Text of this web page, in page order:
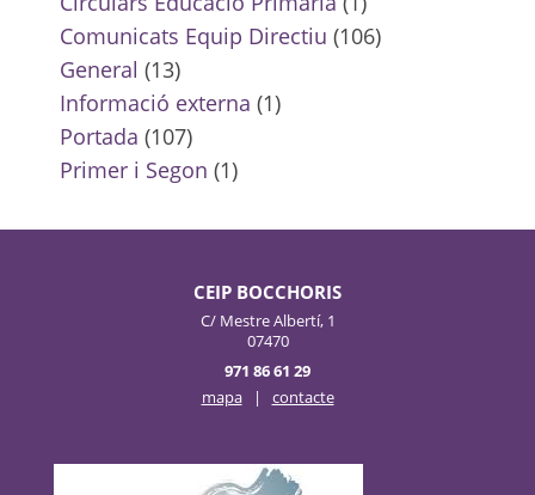
Comunicats Equip Directiu (106)
General (13)
Informació externa (1)
Portada (107)
Primer i Segon (1)
CEIP BOCCHORIS
C/ Mestre Albertí, 1
07470
971 86 61 29
mapa
| contacte